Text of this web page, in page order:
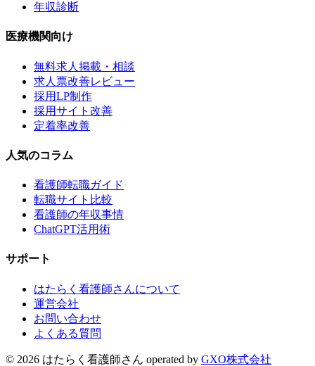
年収診断
医療機関向け
無料求人掲載・相談
求人票改善レビュー
採用LP制作
採用サイト改善
定着率改善
人気のコラム
看護師転職ガイド
転職サイト比較
看護師の年収事情
ChatGPT活用術
サポート
はたらく看護師さんについて
運営会社
お問い合わせ
よくある質問
© 2026 はたらく看護師さん operated by GXO株式会社